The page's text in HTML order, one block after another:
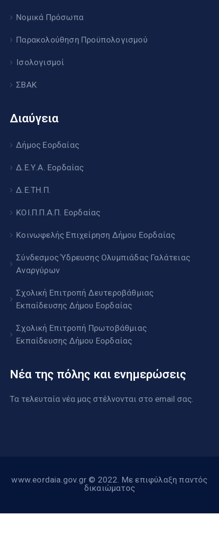
Νομικά Πρόσωπα
Παρακολούθηση Προϋπολογισμού
Ισολογισμοί
ΣΒΑΚ
Διαύγεια
Δήμος Εορδαίας
Δ.Ε.Υ.Α. Εορδαίας
Δ.Ε.ΤΗ.Π.
ΚΟΙ.Π.Π.Α.Π. Εορδαίας
Κοινωφελής Επιχείρηση Δήμου Εορδαίας
Σύνδεσμος Ύδρευσης Ολυμπιάδας Γαλάτειας
Αναργύρων
Σχολική Επιτροπή Δευτεροβάθμιας
Εκπαίδευσης Δήμου Εορδαίας
Σχολική Επιτροπή Πρωτοβάθμιας
Εκπαίδευσης Δήμου Εορδαίας
Νέα της πόλης και ενημερώσεις
Τα τελευταία νέα μας στέλνονται στο email σας.
www.eordaia.gov.gr © 2022. Με επιφύλαξη παντός
δικαιώματος